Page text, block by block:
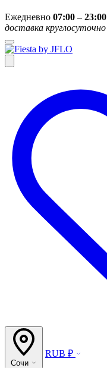
Ежедневно 07:00 – 23:00
доставка круглосуточно
Сочи
RUB ₽